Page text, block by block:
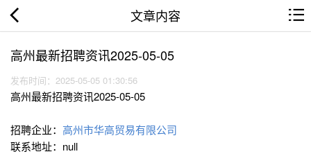
文章内容
高州最新招聘资讯2025-05-05
发布时间：2025-05-05 01:30:56
高州最新招聘资讯2025-05-05
招聘企业： 高州市华高贸易有限公司
联系地址：null